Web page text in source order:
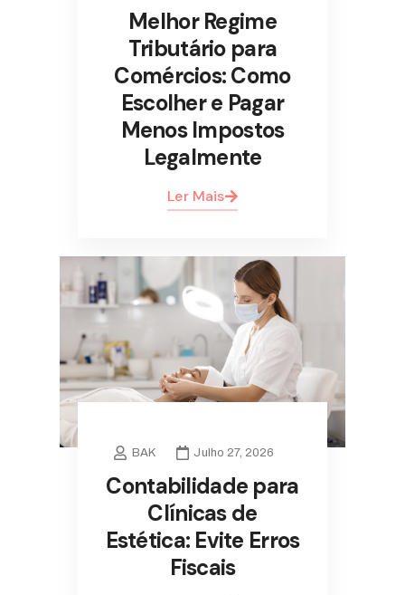
Melhor Regime
Tributário para
Comércios: Como
Escolher e Pagar
Menos Impostos
Legalmente
Ler Mais
BAK Julho 27, 2026
Contabilidade para
Clínicas de
Estética: Evite Erros
Fiscais